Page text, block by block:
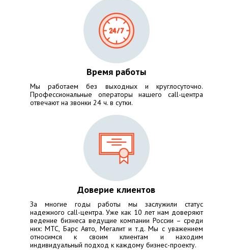
Время работы
Мы работаем без выходных и круглосуточно.
Профессиональные операторы нашего call-центра
отвечают на звонки 24 ч. в сутки.
Доверие клиентов
За многие годы работы мы заслужили статус
надежного call-центра. Уже как 10 лет нам доверяют
ведение бизнеса ведущие компании России – среди
них:МТС, Барс Авто, Мегалити т.д. Мы с уважением
относимся к своим клиентам и находим
индивидуальный подход к каждому бизнес-проекту.